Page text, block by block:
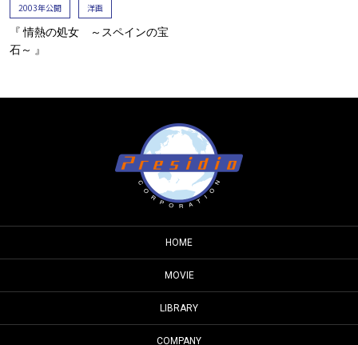
2003年公開 洋画
『 情熱の処女 ～スペインの宝
石～ 』
HOME
MOVIE
LIBRARY
COMPANY